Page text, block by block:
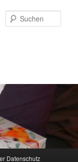
Datenschutz